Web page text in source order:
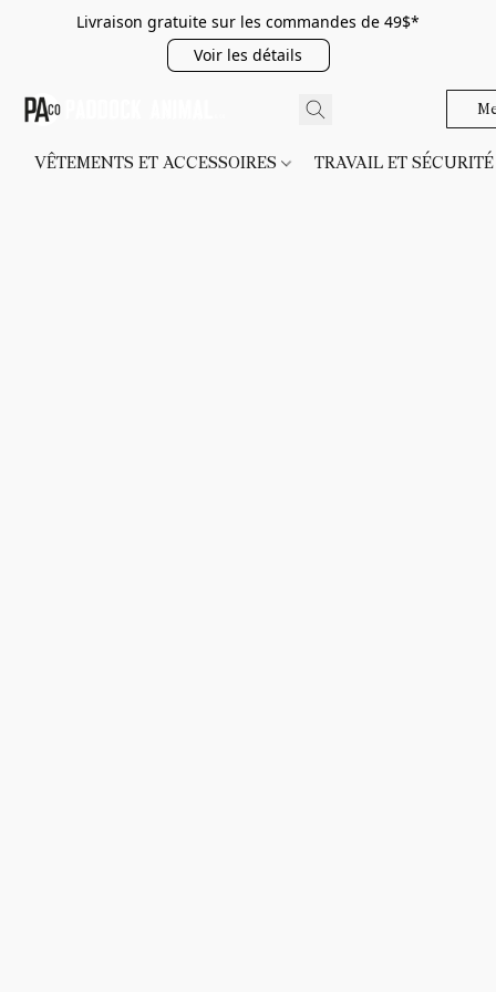
Livraison gratuite sur les commandes de 49$*
Voir les détails
VÊTEMENTS ET ACCESSOIRES TRAVAIL ET